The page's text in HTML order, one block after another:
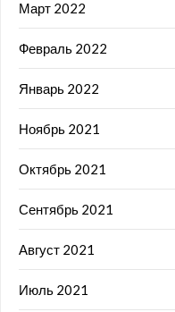
Март 2022
Февраль 2022
Январь 2022
Ноябрь 2021
Октябрь 2021
Сентябрь 2021
Август 2021
Июль 2021